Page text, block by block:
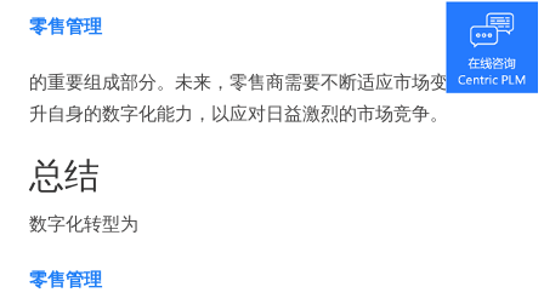
零售管理
的重要组成部分。未来，零售商需要不断适应市场变化，提
升自身的数字化能力，以应对日益激烈的市场竞争。
总结
数字化转型为
零售管理